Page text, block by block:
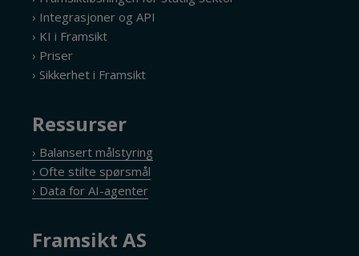
› Integrasjoner og API
› KI i Framsikt
› Priser
› Sikkerhet i Framsikt
Ressurser
› Balansert målstyring
› Ofte stilte spørsmål
› Data for AI-agenter
Framsikt AS